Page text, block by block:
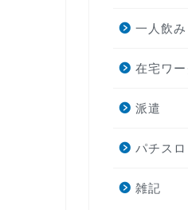
一人飲
在宅ワー
派遣
パチス
雑記